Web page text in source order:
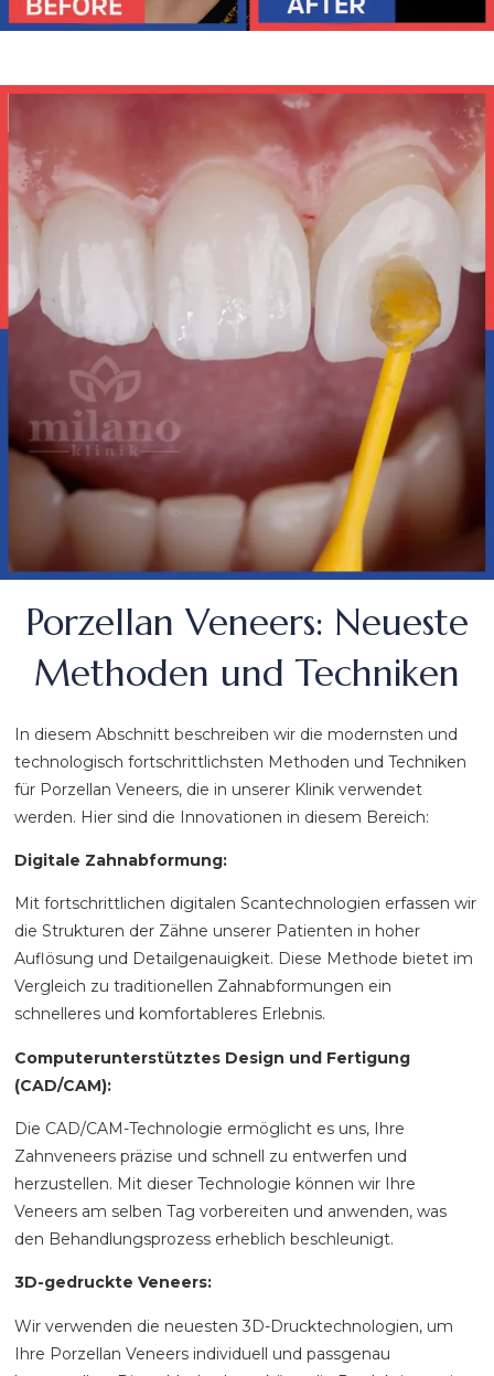
Porzellan Veneers: Neueste
Methoden und Techniken
In diesem Abschnitt beschreiben wir die modernsten und
technologisch fortschrittlichsten Methoden und Techniken
für Porzellan Veneers, die in unserer Klinik verwendet
werden. Hier sind die Innovationen in diesem Bereich:
Digitale Zahnabformung:
Mit fortschrittlichen digitalen Scantechnologien erfassen wir
die Strukturen der Zähne unserer Patienten in hoher
Auflösung und Detailgenauigkeit. Diese Methode bietet im
Vergleich zu traditionellen Zahnabformungen ein
schnelleres und komfortableres Erlebnis.
Computerunterstütztes Design und Fertigung
(CAD/CAM):
Die CAD/CAM-Technologie ermöglicht es uns, Ihre
Zahnveneers präzise und schnell zu entwerfen und
herzustellen. Mit dieser Technologie können wir Ihre
Veneers am selben Tag vorbereiten und anwenden, was
den Behandlungsprozess erheblich beschleunigt.
3D-gedruckte Veneers:
Wir verwenden die neuesten 3D-Drucktechnologien, um
Ihre Porzellan Veneers individuell und passgenau